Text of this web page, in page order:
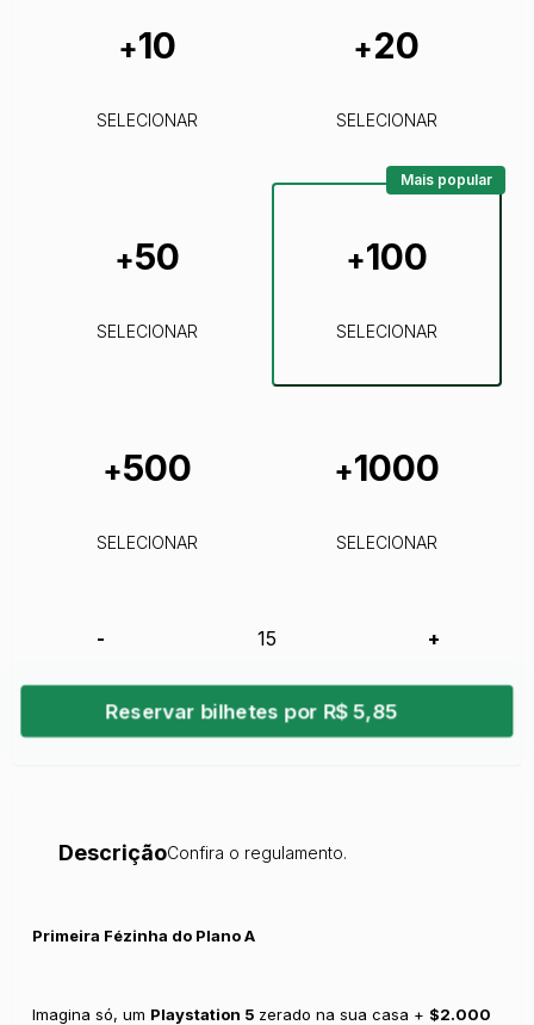
+10
SELECIONAR
+20
SELECIONAR
+50
SELECIONAR
+100
SELECIONAR
Mais popular
+500
SELECIONAR
+1000
SELECIONAR
- +
Reservar bilhetes por R$ 5,85
DescriçãoConfira o regulamento.
Primeira Fézinha do Plano A
Imagina só, um Playstation 5 zerado na sua casa + $2.000